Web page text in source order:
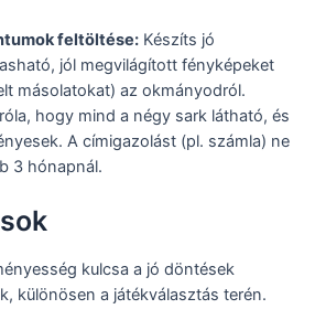
feltöltése: Készíts jó
jól megvilágított fényképeket
másolatokat) az okmányodról.
hogy mind a négy sark látható, és
A címigazolást (pl. számla) ne
3 hónapnál.
kulcsa a jó döntések
különösen a játékválasztás terén.